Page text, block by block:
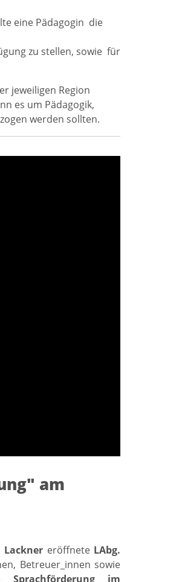
eine Pädagogin die
zu stellen, sowie für
jeweiligen Region
es um Pädagogik,
werden sollten.
am
eröffneteLAbg.
Betreuer_innen sowie
Sprachförderung im